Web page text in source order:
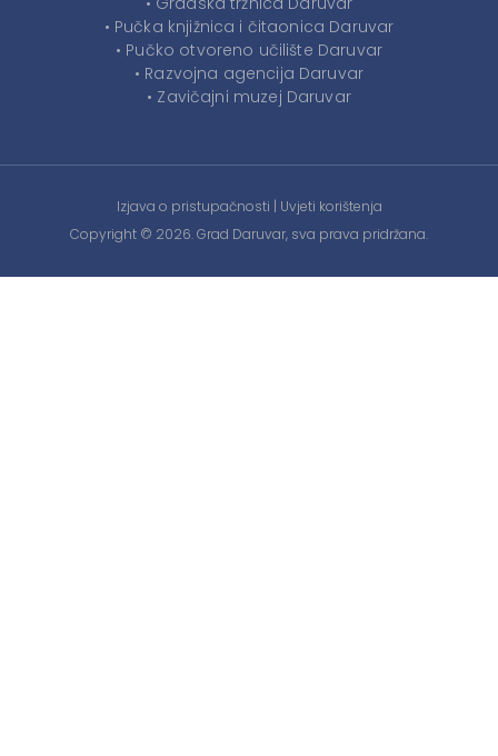
• Pučka knjižnica i čitaonica Daruvar
• Pučko otvoreno učilište Daruvar
• Razvojna agencija Daruvar
• Zavičajni muzej Daruvar
Izjava o pristupačnosti | Uvjeti korištenja
Copyright © 2026. Grad Daruvar, sva prava pridržana.